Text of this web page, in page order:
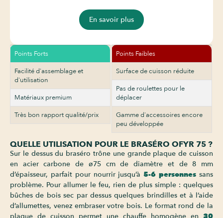
En savoir plus
Points Forts
Facilité d'assemblage et
d'utilisation
Matériaux premium
Très bon rapport qualité/prix
Points Faibles
Surface de cuisson réduite
Pas de roulettes pour le
déplacer
Gamme d'accessoires encore
peu développée
QUELLE UTILISATION POUR LE BRASÉRO OFYR 75 ?
Sur le dessus du braséro trône une grande plaque de cuisson
en acier carbone de ø75 cm de diamètre et de 8 mm
d’épaisseur, parfait pour nourrir jusqu’à5-6 personnes sans
problème. Pour allumer le feu, rien de plus simple : quelques
bûches de bois sec par dessus quelques brindilles et à l’aide
d’allumettes, venez embraser votre bois. Le format rond de la